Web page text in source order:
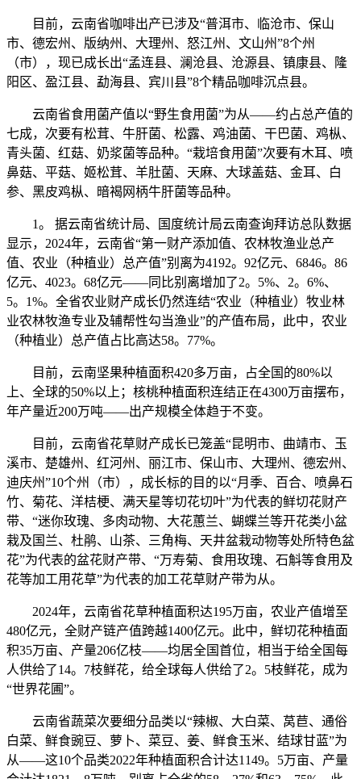
目前，云南省咖啡出产已涉及“普洱市、临沧市、保山
市、德宏州、版纳州、大理州、怒江州、文山州”8个州
（市），现已成长出“孟连县、澜沧县、沧源县、镇康县、隆
阳区、盈江县、勐海县、宾川县”8个精品咖啡沉点县。
云南省食用菌产值以“野生食用菌”为从——约占总产值的
七成，次要有松茸、牛肝菌、松露、鸡油菌、干巴菌、鸡枞、
青头菌、红菇、奶浆菌等品种。“栽培食用菌”次要有木耳、喷
鼻菇、平菇、姬松茸、羊肚菌、天麻、大球盖菇、金耳、白
参、黑皮鸡枞、暗褐网柄牛肝菌等品种。
1。 据云南省统计局、国度统计局云南查询拜访总队数据
显示，2024年，云南省“第一财产添加值、农林牧渔业总产
值、农业（种植业）总产值”别离为4192。92亿元、6846。86
亿元、4023。68亿元——同比别离增加了2。5%、2。6%、
5。1%。全省农业财产成长仍然连结“农业（种植业）牧业林
业农林牧渔专业及辅帮性勾当渔业”的产值布局，此中，农业
（种植业）总产值占比高达58。77%。
目前，云南坚果种植面积420多万亩，占全国的80%以
上、全球的50%以上；核桃种植面积连结正在4300万亩摆布，
年产量近200万吨——出产规模全体趋于不变。
目前，云南省花草财产成长已笼盖“昆明市、曲靖市、玉
溪市、楚雄州、红河州、丽江市、保山市、大理州、德宏州、
迪庆州”10个州（市），成长标的目的以“月季、百合、喷鼻石
竹、菊花、洋桔梗、满天星等切花切叶”为代表的鲜切花财产
带、“迷你玫瑰、多肉动物、大花蕙兰、蝴蝶兰等开花类小盆
栽及国兰、杜鹃、山茶、三角梅、天井盆栽动物等处所特色盆
花”为代表的盆花财产带、“万寿菊、食用玫瑰、石斛等食用及
花等加工用花草”为代表的加工花草财产带为从。
2024年，云南省花草种植面积达195万亩，农业产值增至
480亿元，全财产链产值跨越1400亿元。此中，鲜切花种植面
积35万亩、产量206亿枝——均居全国首位，相当于给全国每
人供给了14。7枝鲜花，给全球每人供给了2。5枝鲜花，成为
“世界花圃”。
云南省蔬菜次要细分品类以“辣椒、大白菜、莴苣、通俗
白菜、鲜食豌豆、萝卜、菜豆、姜、鲜食玉米、结球甘蓝”为
从——这10个品类2022年种植面积合计达1149。5万亩、产量